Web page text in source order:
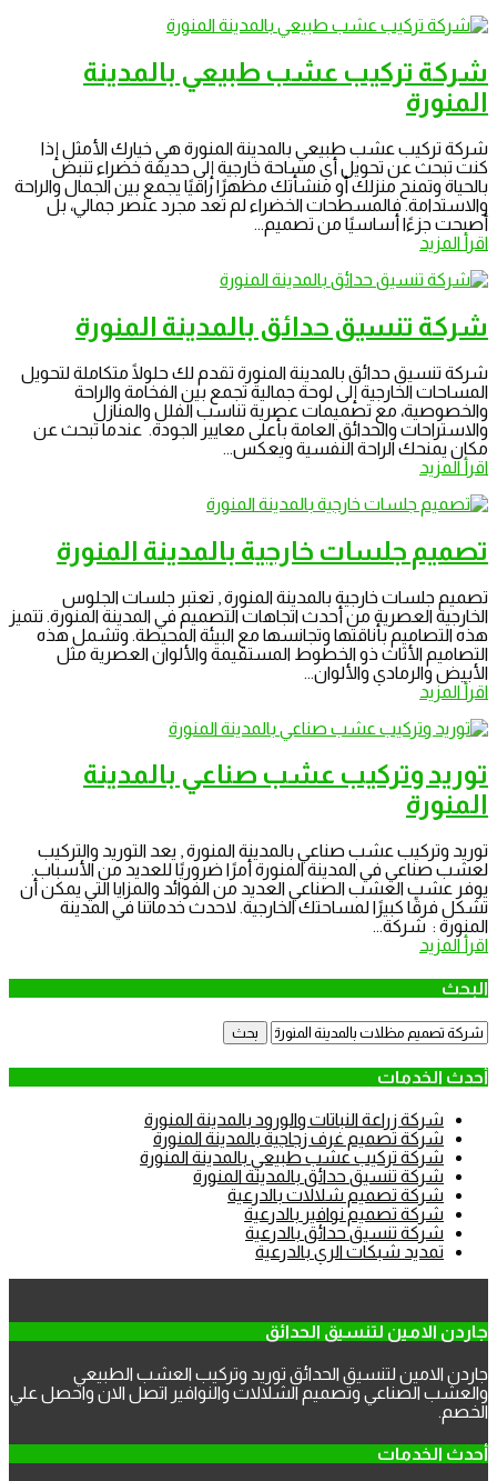
شركة تركيب عشب طبيعي بالمدينة
المنورة
شركة تركيب عشب طبيعي بالمدينة المنورة هي خيارك الأمثل إذا
كنت تبحث عن تحويل أي مساحة خارجية إلى حديقة خضراء تنبض
بالحياة وتمنح منزلك أو منشأتك مظهرًا راقيًا يجمع بين الجمال والراحة
والاستدامة. فالمسطحات الخضراء لم تعد مجرد عنصر جمالي، بل
أصبحت جزءًا أساسيًا من تصميم...
اقرأ المزيد
شركة تنسيق حدائق بالمدينة المنورة
شركة تنسيق حدائق بالمدينة المنورة تقدم لك حلولًا متكاملة لتحويل
المساحات الخارجية إلى لوحة جمالية تجمع بين الفخامة والراحة
والخصوصية، مع تصميمات عصرية تناسب الفلل والمنازل
والاستراحات والحدائق العامة بأعلى معايير الجودة. عندما تبحث عن
مكان يمنحك الراحة النفسية ويعكس...
اقرأ المزيد
تصميم جلسات خارجية بالمدينة المنورة
تصميم جلسات خارجية بالمدينة المنورة , تعتبر جلسات الجلوس
الخارجية العصرية من أحدث اتجاهات التصميم في المدينة المنورة. تتميز
هذه التصاميم بأناقتها وتجانسها مع البيئة المحيطة. وتشمل هذه
التصاميم الأثاث ذو الخطوط المستقيمة والألوان العصرية مثل
الأبيض والرمادي والألوان...
اقرأ المزيد
توريد وتركيب عشب صناعي بالمدينة
المنورة
توريد وتركيب عشب صناعي بالمدينة المنورة , يعد التوريد والتركيب
لعشب صناعي في المدينة المنورة أمرًا ضروريًا للعديد من الأسباب.
يوفر عشب العشب الصناعي العديد من الفوائد والمزايا التي يمكن أن
تشكل فرقًا كبيرًا لمساحتك الخارجية. لاحدث خدماتنا في المدينة
المنورة : شركة...
اقرأ المزيد
البحث
البحث
عن:
أحدث الخدمات
شركة زراعة النباتات والورود بالمدينة المنورة
شركة تصميم غرف زجاجية بالمدينة المنورة
شركة تركيب عشب طبيعي بالمدينة المنورة
شركة تنسيق حدائق بالمدينة المنورة
شركة تصميم شلالات بالدرعية
شركة تصميم نوافير بالدرعية
شركة تنسيق حدائق بالدرعية
تمديد شبكات الري بالدرعية
جاردن الامين لتنسيق الحدائق
جاردن الامين لتنسيق الحدائق توريد وتركيب العشب الطبيعي
والعشب الصناعي وتصميم الشلالات والنوافير اتصل الان واحصل علي
الخصم.
أحدث الخدمات